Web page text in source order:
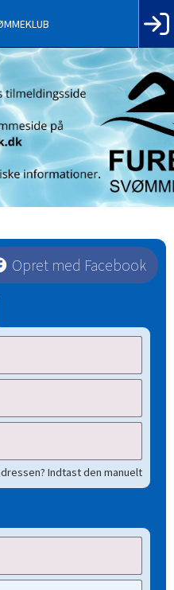
Opret med Facebook
Indtast den manuelt